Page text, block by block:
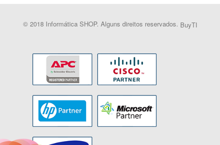
© 2018 Informática SHOP. Alguns direitos reservados. BuyTI